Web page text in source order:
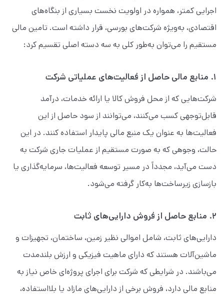
اجرایی کمتر، همواره در اولویت نخست بسیاری از بنگاه‌های
اقتصادی، به‌ویژه شرکت‌های بورسی، قرار داشته است. تامین مالی
مستقیم را می‌توان به‌طور کلی به سه دسته اصلی تقسیم کرد:
۱. منابع مالی حاصل از فعالیت‌های عملیاتی شرکت
شرکت‌هایی که از محل فروش کالا یا ارائه خدمات، درآمد
قابل‌توجهی کسب می‌کنند، می‌توانند از سود حاصل از این
فعالیت‌ها به عنوان یک منبع مالی پایدار استفاده کنند. در این
حالت، وجوهی که به صورت مستقیم از عملیات جاری شرکت به
دست می‌آید، مجدداً در مسیر توسعه فعالیت‌ها، سرمایه‌گذاری یا
بازسازی زیرساخت‌ها به‌کار گرفته می‌شود.
۲. منابع حاصل از فروش دارایی‌های ثابت
دارایی‌های ثابت، شامل اموالی نظیر زمین، ساختمان، تجهیزات و
ماشین‌آلات هستند که دارای ماهیت فیزیکی و ارزش بلندمدت
می‌باشند. در شرایطی که شرکت برای اجرای پروژه‌ای خاص نیاز به
منابع مالی دارد، فروش برخی از دارایی‌های مازاد یا بلااستفاده،